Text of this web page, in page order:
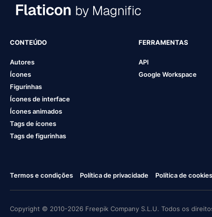
CONTEÚDO
Autores
Ícones
Figurinhas
Ícones de interface
Ícones animados
Tags de ícones
Tags de figurinhas
FERRAMENTAS
API
Google Workspace
Termos e condições Política de privacidade Política de cookies
Copyright © 2010-2026 Freepik Company S.L.U. Todos os